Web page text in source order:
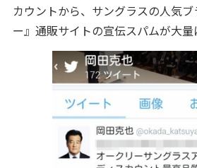
カウントから、サングラスの人気
ー』通販サイトの宣伝スパムが大量